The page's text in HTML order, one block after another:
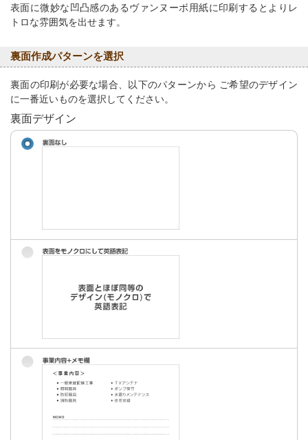
表面に微妙な凹凸感のあるヴァンヌーボ用紙に印刷するとよりレ
トロな雰囲気を出せます。
裏面作成パターンを選択
裏面の印刷が必要な場合、以下のパターンから ご希望のデザイン
に一番近いものを選択してください。
裏面デザイン